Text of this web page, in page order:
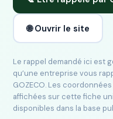
🌐 Ouvrir le site
Le rappel demandé ici est
qu’une entreprise vous
GOZECO. Les
affichées sur cette fiche
disponibles dans la base